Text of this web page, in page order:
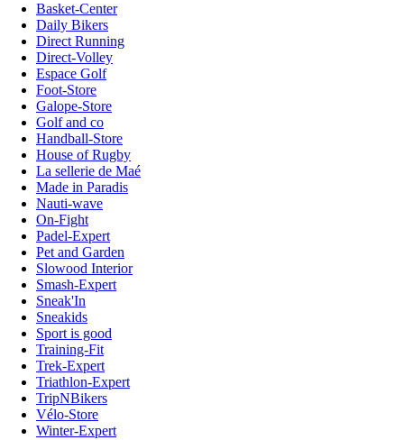
Basket-Center
Daily Bikers
Direct Running
Direct-Volley
Espace Golf
Foot-Store
Galope-Store
Golf and co
Handball-Store
House of Rugby
La sellerie de Maé
Made in Paradis
Nauti-wave
On-Fight
Padel-Expert
Pet and Garden
Slowood Interior
Smash-Expert
Sneak'In
Sneakids
Sport is good
Training-Fit
Trek-Expert
Triathlon-Expert
TripNBikers
Vélo-Store
Winter-Expert